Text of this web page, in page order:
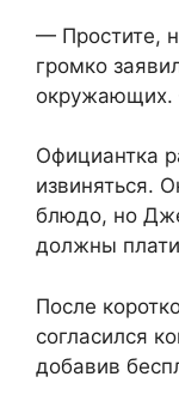
— Простите,
громко
окружающих.
Официантка
извиняться.
блюдо, но
должны
После
согласился
добавив